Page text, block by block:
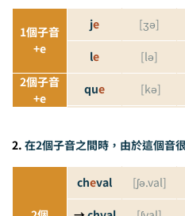
1個子音
+e
je [ʒə]
le [lə]
2個子音
+e
que [kə]
2. 在2個子音之間時，由於這個音
cheval
[ʃə.val]